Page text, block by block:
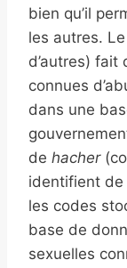
bien qu’il
les autres.
d’autres) fait
connues
dans une
de hacher
identifient de
les codes
base de
sexuelles